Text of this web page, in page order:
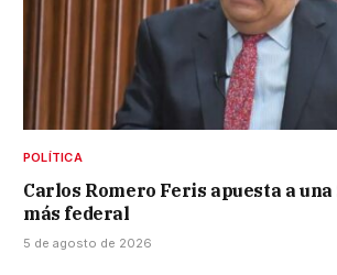
POLÍTICA
Carlos Romero Feris apuesta a
más federal
5 de agosto de 2026